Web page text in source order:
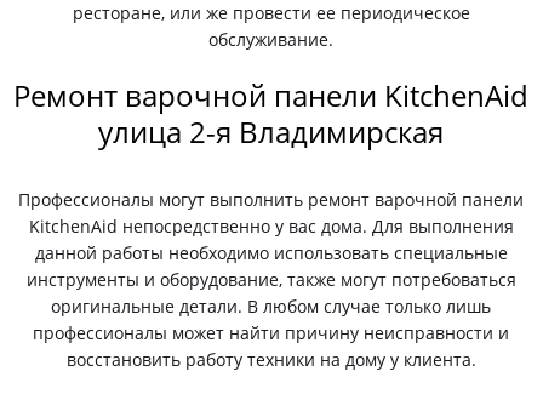
ресторане, или же провести ее периодическое
обслуживание.
Ремонт варочной панели KitchenAid
улица 2-я Владимирская
Профессионалы могут выполнить ремонт варочной панели
KitchenAid непосредственно у вас дома. Для выполнения
данной работы необходимо использовать специальные
инструменты и оборудование, также могут потребоваться
оригинальные детали. В любом случае только лишь
профессионалы может найти причину неисправности и
восстановить работу техники на дому у клиента.